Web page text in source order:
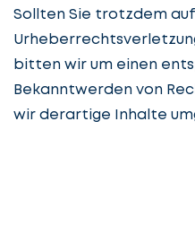
Sollten Sie trotzdem
bitten wir um einen
Bekanntwerden von
wir derartige Inhalte
Details
angeben
Steuerberatung